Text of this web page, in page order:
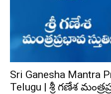
Sri Ganesha Mantra
Telugu | శ్రీ గణేశ